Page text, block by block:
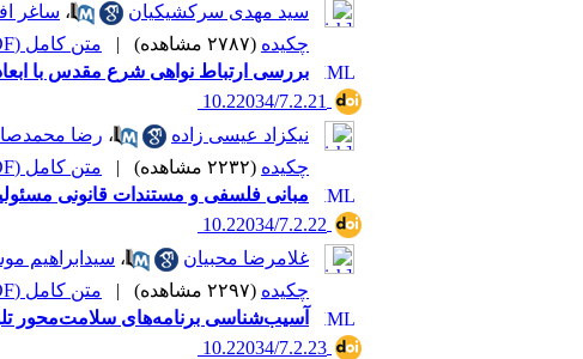
سید مهدی سرکشیکیان
، ساغر
چکیده (۲۷۸۷ مشاهده) | متن کامل (PDF)
بررسی ارتباط نواهی شرع مقدس با
‎ 10.22034/7.2.21
نیکزاد عیسی زاده
، رضا
چکیده (۲۲۳۲ مشاهده) | متن کامل (PDF)
مبانی فلسفی و مستندات قانونی
‎ 10.22034/7.2.22
غلامرضا محبیان
، سیدابراهیم
چکیده (۲۲۹۷ مشاهده) | متن کامل (PDF)
آسیب‌شناسی برنامه‌های سلامت‌محور
‎ 10.22034/7.2.23